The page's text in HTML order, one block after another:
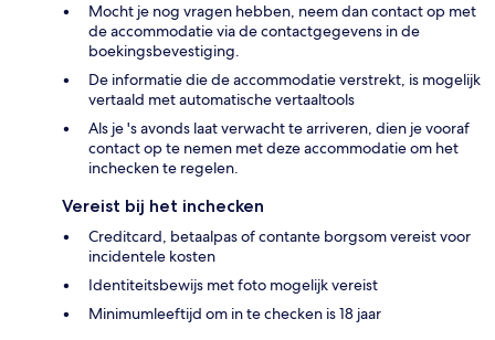
Mocht je nog vragen hebben, neem dan contact op met
de accommodatie via de contactgegevens in de
boekingsbevestiging.
De informatie die de accommodatie verstrekt, is mogelijk
vertaald met automatische vertaaltools
Als je 's avonds laat verwacht te arriveren, dien je vooraf
contact op te nemen met deze accommodatie om het
inchecken te regelen.
Vereist bij het inchecken
Creditcard, betaalpas of contante borgsom vereist voor
incidentele kosten
Identiteitsbewijs met foto mogelijk vereist
Minimumleeftijd om in te checken is 18 jaar